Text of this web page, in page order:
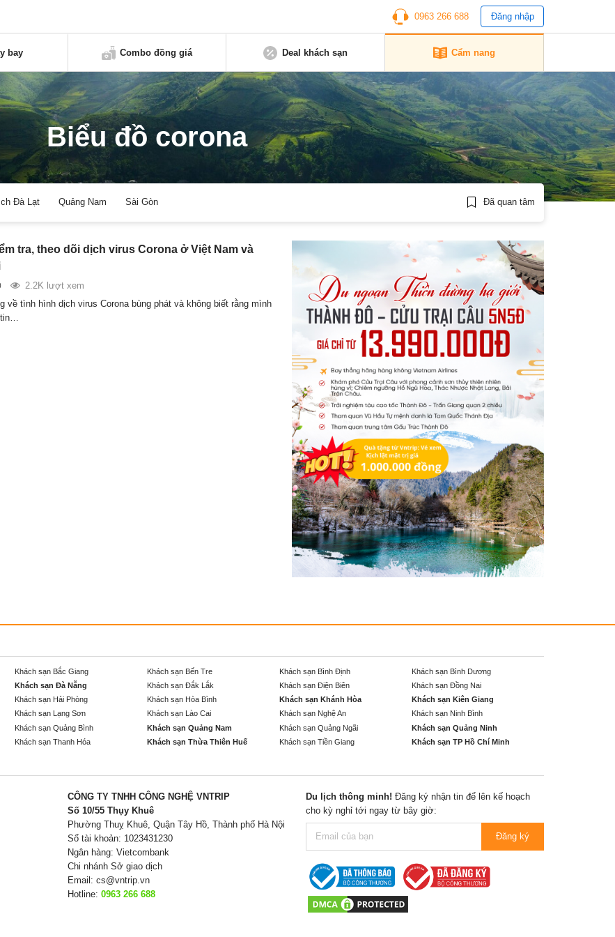
0963 266 688 Đăng nhập
bay Combo đồng giá Deal khách sạn Cẩm nang
Biểu đồ corona
Đà Lạt Quảng Nam Sài Gòn Đã quan tâm
tra, theo dõi dịch virus Corona ở Việt Nam và
2.2K lượt xem
về tình hình dịch virus Corona bùng phát và không biết rằng mình
tin…
Khách sạn Bắc Giang Khách sạn Bến Tre Khách sạn Bình Định
Khách sạn Bình Dương
Khách sạn Đà Nẵng Khách sạn Đắk Lắk Khách sạn Điện Biên
Khách sạn Đồng Nai
Khách sạn Hải Phòng Khách sạn Hòa Bình Khách sạn Khánh Hòa
Khách sạn Kiên Giang
Khách sạn Lạng Sơn Khách sạn Lào Cai Khách sạn Nghệ An
Khách sạn Ninh Bình
Khách sạn Quảng Bình Khách sạn Quảng Nam Khách sạn Quảng Ngãi
Khách sạn Quảng Ninh
Khách sạn Thanh Hóa Khách sạn Thừa Thiên Huế Khách sạn Tiền Giang
Khách sạn TP Hồ Chí Minh
CÔNG TY TNHH CÔNG NGHỆ VNTRIP
Số 10/55 Thụy Khuê
Phường Thuỵ Khuê, Quận Tây Hồ, Thành phố Hà Nội
Số tài khoản: 1023431230
Ngân hàng: Vietcombank
Chi nhánh Sở giao dịch
Email: cs@vntrip.vn
Hotline: 0963 266 688
Du lịch thông minh! Đăng ký nhận tin để lên kế hoạch
cho kỳ nghỉ tới ngay từ bây giờ:
Đăng ký